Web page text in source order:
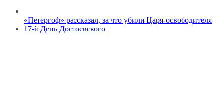
«Петергоф» рассказал, за что убили Царя-освободителя
17-й День Достоевского